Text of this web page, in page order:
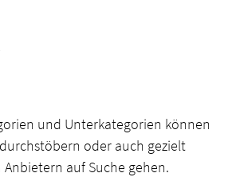
und Unterkategorien können
oder auch gezielt
auf Suche gehen.